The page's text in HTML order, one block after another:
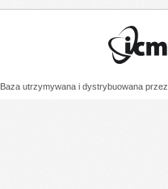
Baza utrzymywana i dystrybuowana przez